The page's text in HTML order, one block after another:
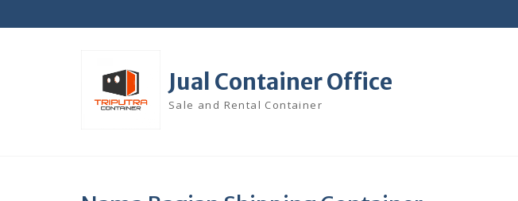
to
Jual Container Office
Sale and Rental Container